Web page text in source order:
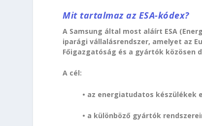
Mit tartalmaz az ESA-kódex?
A Samsung által most aláírt ESA
iparági vállalásrendszer, amelyet az
Főigazgatóság és a gyártók közösen
A cél:
• az energiatudatos készülékek
• a különböző gyártók